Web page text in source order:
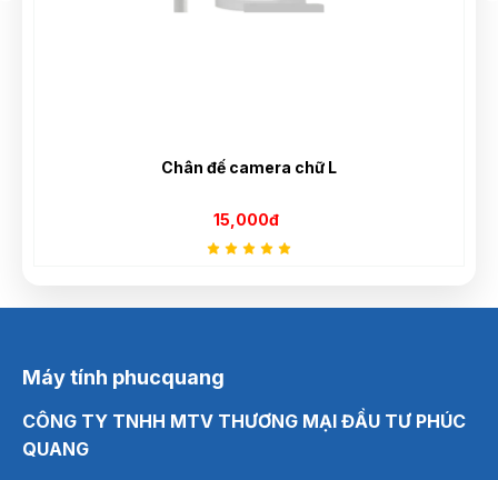
Chân đế camera chữ L
15,000đ
Máy tính phucquang
CÔNG TY TNHH MTV THƯƠNG MẠI ĐẦU TƯ PHÚC
QUANG